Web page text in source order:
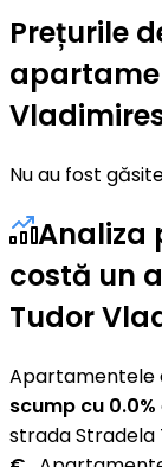
Prețurile
Nu au fost
Analiza
costă un
Tudor
Apartamentele
scump cu 0.0%
strada Stradela